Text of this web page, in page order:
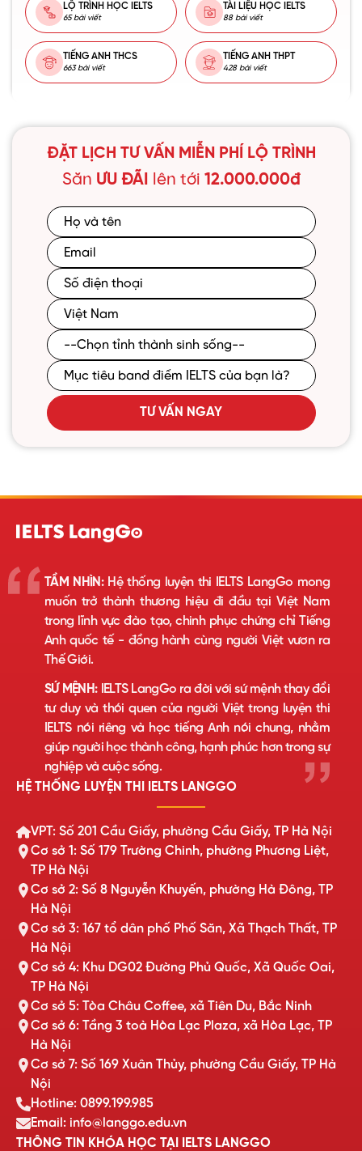
LỘ TRÌNH HỌC IELTS
65 bài viết
TÀI LIỆU HỌC IELTS
88 bài viết
TIẾNG ANH THCS
663 bài viết
TIẾNG ANH THPT
428 bài viết
ĐẶT LỊCH TƯ VẤN MIỄN PHÍ LỘ TRÌNH
Săn ƯU ĐÃI lên tới 12.000.000đ
TƯ VẤN NGAY
TẦM NHÌN:Hệ thống luyện thi IELTS LangGo mong
muốn trở thành thương hiệu đi đầu tại Việt Nam
trong lĩnh vực đào tạo, chinh phục chứng chỉ Tiếng
Anh quốc tế - đồng hành cùng người Việt vươn ra
Thế Giới.
SỨ MỆNH:IELTS LangGo ra đời với sứ mệnh thay đổi
tư duy và thói quen của người Việt trong luyện thi
IELTS nói riêng và học tiếng Anh nói chung, nhằm
giúp người học thành công, hạnh phúc hơn trong sự
nghiệp và cuộc sống.
HỆ THỐNG LUYỆN THI IELTS LANGGO
VPT: Số 201 Cầu Giấy, phường Cầu Giấy, TP Hà Nội
Cơ sở 1: Số 179 Trường Chinh, phường Phương Liệt,
TP Hà Nội
Cơ sở 2: Số 8 Nguyễn Khuyến, phường Hà Đông, TP
Hà Nội
Cơ sở 3: 167 tổ dân phố Phố Săn, Xã Thạch Thất, TP
Hà Nội
Cơ sở 4: Khu DG02 Đường Phủ Quốc, Xã Quốc Oai,
TP Hà Nội
Cơ sở 5: Tòa Châu Coffee, xã Tiên Du, Bắc Ninh
Cơ sở 6: Tầng 3 toà Hòa Lạc Plaza, xã Hòa Lạc, TP
Hà Nội
Cơ sở 7: Số 169 Xuân Thủy, phường Cầu Giấy, TP Hà
Nội
Hotline: 0899.199.985
Email: info@langgo.edu.vn
THÔNG TIN KHÓA HỌC TẠI IELTS LANGGO